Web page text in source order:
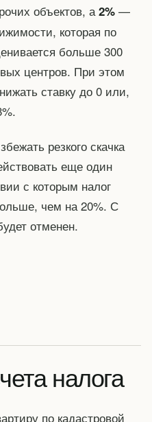
объектов, а 2% —
которая по
больше 300
центров. При этом
ставку до 0 или,
резкого скачка
еще один
с которым налог
чем на 20%. С
отменен.
налога
по кадастровой